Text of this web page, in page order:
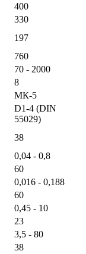
400
330
197
760
70 - 2000
8
МК-5
D1-4 (DIN
55029)
38
0,04 - 0,8
60
0,016 - 0,188
60
0,45 - 10
23
3,5 - 80
38